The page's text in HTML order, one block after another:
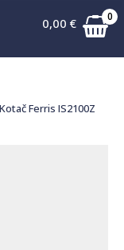
0,00 € 0
Ferris IS2100Z